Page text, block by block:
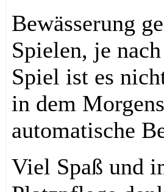
Bewässerung
Spielen, je
Spiel ist es
in dem
automatische
Viel Spaß und